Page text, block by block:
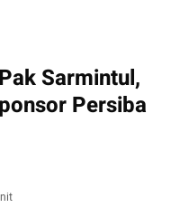
Sarmintul,
Persiba